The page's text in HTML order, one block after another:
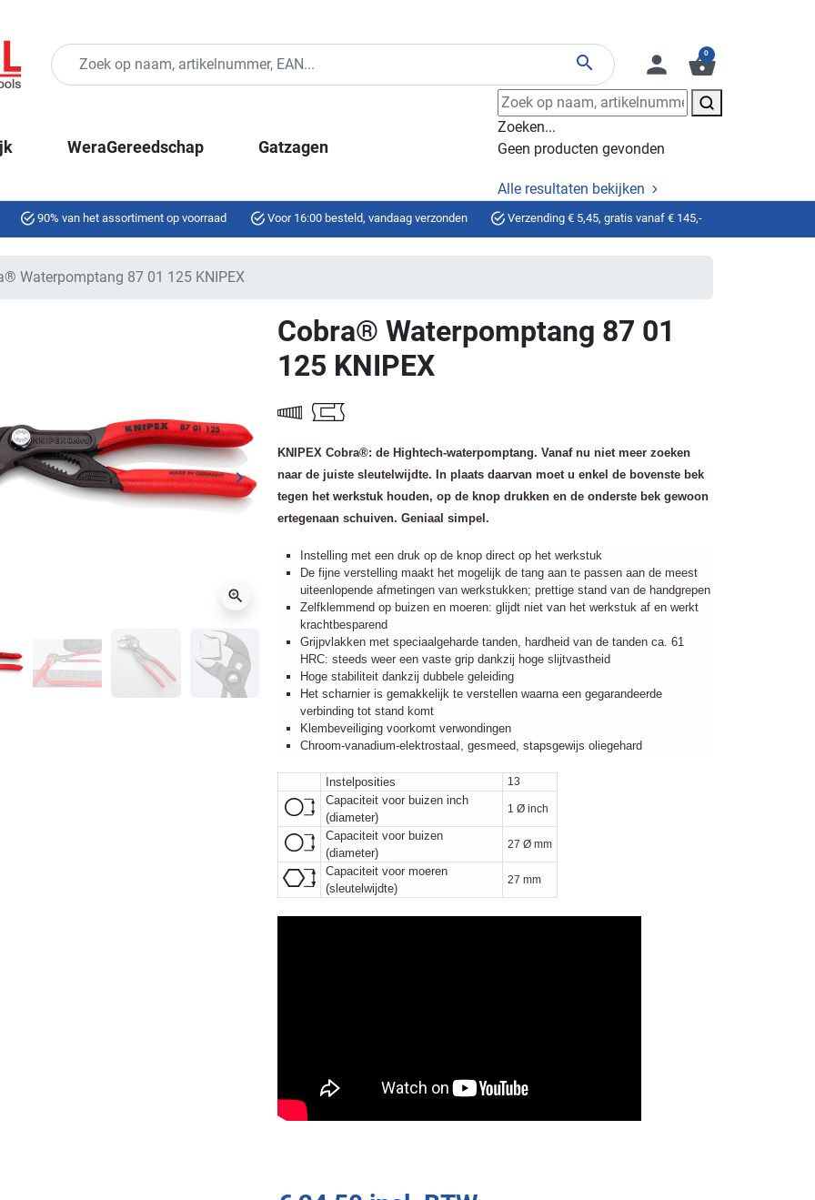
search person shopping_basket
0
WeraGereedschap Gatzagen
Zoeken...
Geen producten gevonden
Alle resultaten bekijken
90% van het assortiment op voorraad Voor 16:00 besteld, vandaag verzonden Verzending € 5,45, gratis vanaf € 145,-
Waterpomptang 87 01 125 KNIPEX
Volgende
keyboard_arrow_right
zoom_in
Cobra® Waterpomptang 87 01
125 KNIPEX
KNIPEX Cobra®: de Hightech-waterpomptang. Vanaf nu niet meer zoeken
naar de juiste sleutelwijdte. In plaats daarvan moet u enkel de bovenste bek
tegen het werkstuk houden, op de knop drukken en de onderste bek gewoon
ertegenaan schuiven. Geniaal simpel.
Instelling met een druk op de knop direct op het werkstuk
De fijne verstelling maakt het mogelijk de tang aan te passen aan de meest
uiteenlopende afmetingen van werkstukken; prettige stand van de handgrepen
Zelfklemmend op buizen en moeren: glijdt niet van het werkstuk af en werkt
krachtbesparend
Grijpvlakken met speciaalgeharde tanden, hardheid van de tanden ca. 61
HRC: steeds weer een vaste grip dankzij hoge slijtvastheid
Hoge stabiliteit dankzij dubbele geleiding
Het scharnier is gemakkelijk te verstellen waarna een gegarandeerde
verbinding tot stand komt
Klembeveiliging voorkomt verwondingen
Chroom-vanadium-elektrostaal, gesmeed, stapsgewijs oliegehard
Instelposities 13
Capaciteit voor buizen inch
(diameter)
1 Ø inch
Capaciteit voor buizen
(diameter)
27 Ø mm
Capaciteit voor moeren
(sleutelwijdte)
27 mm